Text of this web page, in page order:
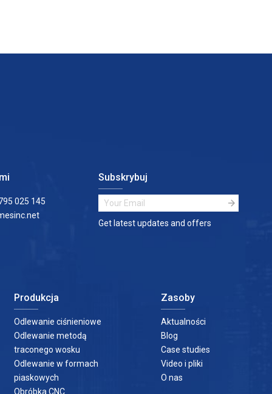
025 145
Subskrybuj
Get latest updates and offers
Produkcja
Odlewanie ciśnieniowe
Odlewanie metodą
traconego wosku
Odlewanie w formach
piaskowych
Obróbka CNC
Zasoby
Aktualności
Blog
Case studies
Video i pliki
O nas